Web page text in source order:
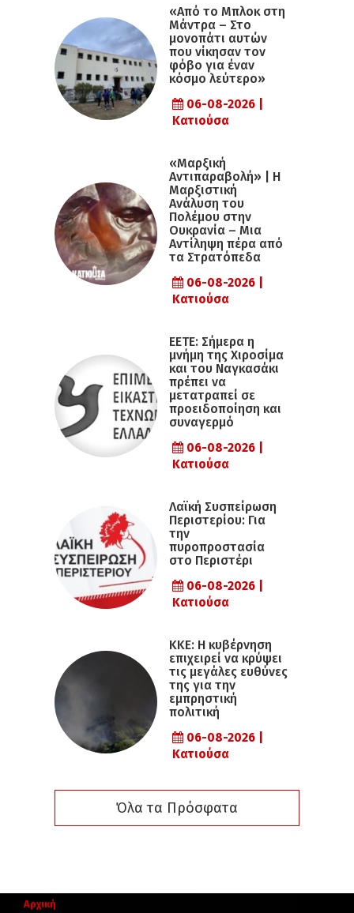
«Από το Μπλοκ στη
Μάντρα – Στο
μονοπάτι αυτών
που νίκησαν τον
φόβο για έναν
κόσμο λεύτερο»
06-08-2026 |
Κατιούσα
«Μαρξική
Αντιπαραβολή» | Η
Μαρξιστική
Ανάλυση του
Πολέμου στην
Ουκρανία – Μια
Αντίληψη πέρα από
τα Στρατόπεδα
06-08-2026 |
Κατιούσα
ΕΕΤΕ: Σήμερα η
μνήμη της Χιροσίμα
και του Ναγκασάκι
πρέπει να
μετατραπεί σε
προειδοποίηση και
συναγερμό
06-08-2026 |
Κατιούσα
Λαϊκή Συσπείρωση
Περιστερίου: Για
την
πυροπροστασία
στο Περιστέρι
06-08-2026 |
Κατιούσα
ΚΚΕ: Η κυβέρνηση
επιχειρεί να κρύψει
τις μεγάλες ευθύνες
της για την
εμπρηστική
πολιτική
06-08-2026 |
Κατιούσα
Όλα τα Πρόσφατα
Αρχική